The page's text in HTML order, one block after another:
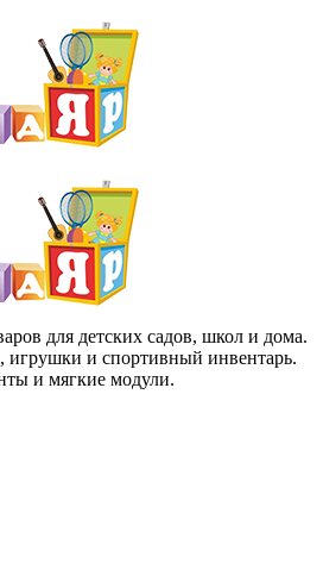
для детских садов, школ и дома.
игрушки и спортивный инвентарь.
и мягкие модули.